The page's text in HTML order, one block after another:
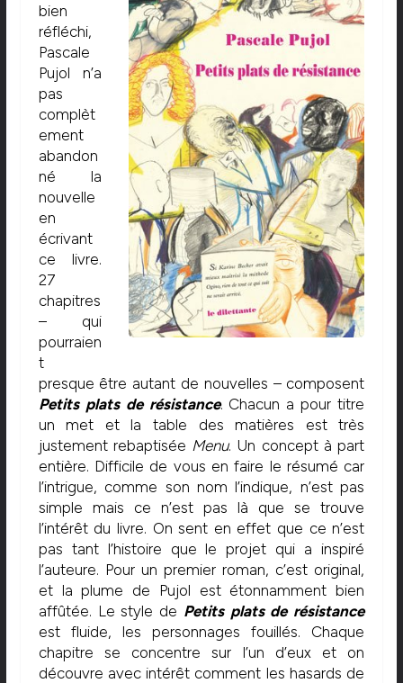
bien
réfléchi,
Pascale
Pujol n’a
pas
complèt
ement
abandon
né la
nouvelle
en
écrivant
ce livre.
27
chapitres
– qui
pourraien
t
presque être autant de nouvelles – composent
Petits plats de résistance. Chacun a pour titre
un met et la table des matières est très
justement rebaptisée Menu. Un concept à part
entière. Difficile de vous en faire le résumé car
l’intrigue, comme son nom l’indique, n’est pas
simple mais ce n’est pas là que se trouve
l’intérêt du livre. On sent en effet que ce n’est
pas tant l’histoire que le projet qui a inspiré
l’auteure. Pour un premier roman, c’est original,
et la plume de Pujol est étonnamment bien
affûtée. Le style de Petits plats de résistance
est fluide, les personnages fouillés. Chaque
chapitre se concentre sur l’un d’eux et on
découvre avec intérêt comment les hasards de